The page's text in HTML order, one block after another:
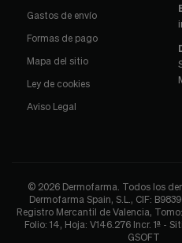
Gastos de envío
Formas de pago
Mapa del sitio
Ley de cookies
Aviso Legal
© 2026 Dermofarma. Todos los
Dermofarma Spain, S.L., CIF:
Registro Mercantil de Valencia,
Folio: 14, Hoja: V146.276 Incr. 1ª -
GSOFT